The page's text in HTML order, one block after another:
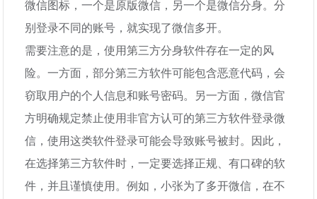
微信图标，一个是原版微信，另一个是微信分身。分
别登录不同的账号，就实现了微信多开。
需要注意的是，使用第三方分身软件存在一定的风
险。一方面，部分第三方软件可能包含恶意代码，会
窃取用户的个人信息和账号密码。另一方面，微信官
方明确规定禁止使用非官方认可的第三方软件登录微
信，使用这类软件登录可能会导致账号被封。因此，
在选择第三方软件时，一定要选择正规、有口碑的软
件，并且谨慎使用。例如，小张为了多开微信，在不